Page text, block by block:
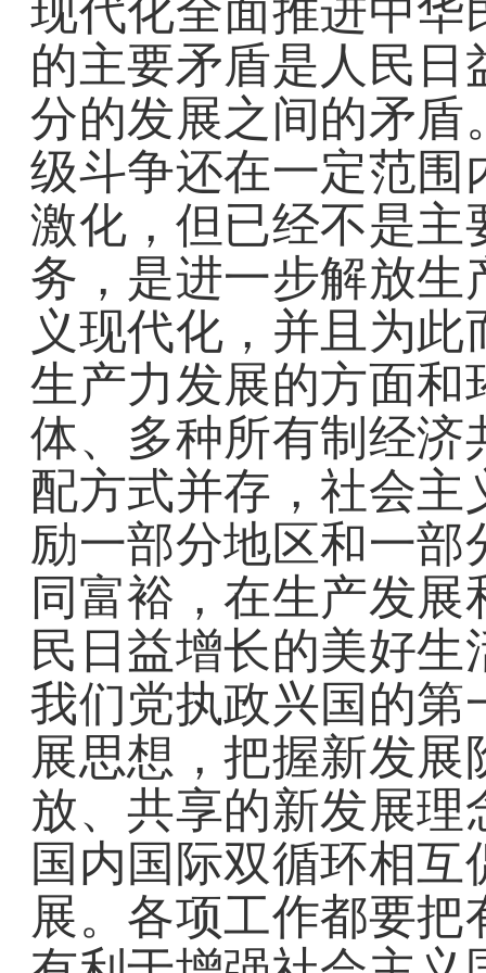
现代化全面推进中华
的主要矛盾是人民
分的发展之间的矛盾
级斗争还在一定范围
激化，但已经不是主
务，是进一步解放
义现代化，并且为
生产力发展的方面和
体、多种所有制经济
配方式并存，社会
励一部分地区和一
同富裕，在生产发
民日益增长的美好
我们党执政兴国的第
展思想，把握新发
放、共享的新发展
国内国际双循环相
展。各项工作都要